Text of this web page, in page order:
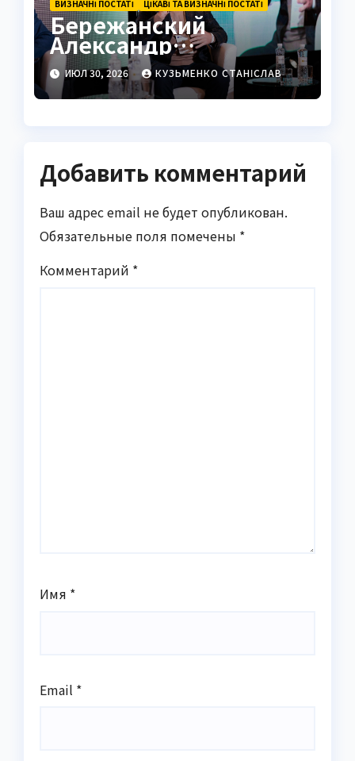
ВИЗНАЧНІ ПОСТАТІ ЦІКАВІ ТА ВИЗНАЧНІ ПОСТАТІ
Бережанский
Александр
Михайлович
Википедия: полная
биография лидера
ИЮЛ 30, 2026 КУЗЬМЕНКО СТАНІСЛАВ
Добавить комментарий
Ваш адрес email не будет опубликован.
Обязательные поля помечены *
Комментарий *
Имя *
Email *